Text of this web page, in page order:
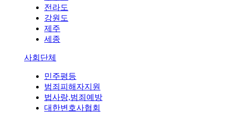
전라도
강원도
제주
세종
사회단체
민주평등
범죄피해자지원
법사랑,범죄예방
대한변호사협회